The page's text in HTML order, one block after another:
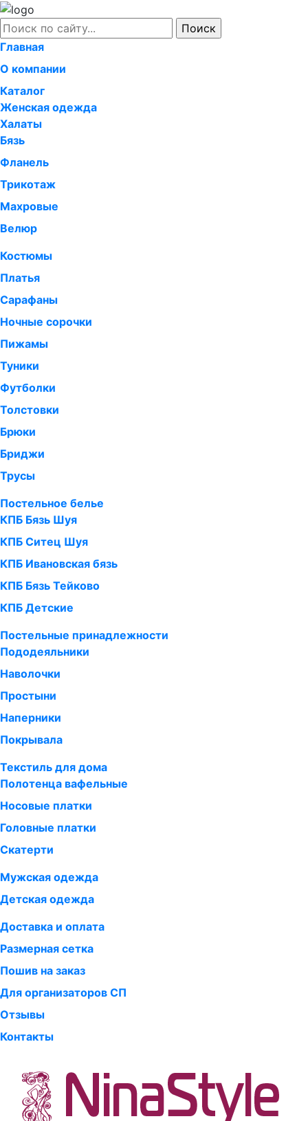
Главная
О компании
Каталог
Женская одежда
Халаты
Бязь
Фланель
Трикотаж
Махровые
Велюр
Костюмы
Платья
Сарафаны
Ночные сорочки
Пижамы
Туники
Футболки
Толстовки
Брюки
Бриджи
Трусы
Постельное белье
КПБ Бязь Шуя
КПБ Ситец Шуя
КПБ Ивановская бязь
КПБ Бязь Тейково
КПБ Детские
Постельные принадлежности
Пододеяльники
Наволочки
Простыни
Наперники
Покрывала
Текстиль для дома
Полотенца вафельные
Носовые платки
Головные платки
Скатерти
Мужская одежда
Детская одежда
Доставка и оплата
Размерная сетка
Пошив на заказ
Для организаторов СП
Отзывы
Контакты